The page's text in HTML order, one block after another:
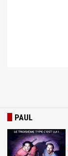
PAUL